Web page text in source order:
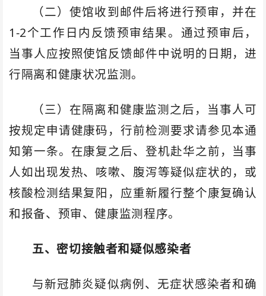
（二）使馆收到邮件后将进行预审，并在
1-2个工作日内反馈预审结果。通过预审后，
当事人应按照使馆反馈邮件中说明的日期，进
行隔离和健康状况监测。
（三）在隔离和健康监测之后，当事人可
按规定申请健康码，行前检测要求请参见本通
知第一条。在康复之后、登机赴华之前，当事
人如出现发热、咳嗽、腹泻等疑似症状的，或
核酸检测结果复阳，应重新履行整个康复确认
和报备、预审、健康监测程序。
五、密切接触者和疑似感染者
与新冠肺炎疑似病例、无症状感染者和确